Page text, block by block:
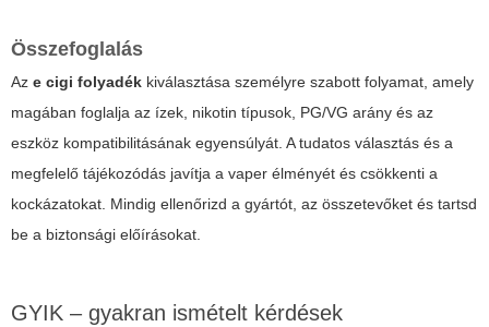
Összefoglalás
Az e cigi folyadék kiválasztása személyre szabott folyamat, amely
magában foglalja az ízek, nikotin típusok, PG/VG arány és az
eszköz kompatibilitásának egyensúlyát. A tudatos választás és a
megfelelő tájékozódás javítja a vaper élményét és csökkenti a
kockázatokat. Mindig ellenőrizd a gyártót, az összetevőket és tartsd
be a biztonsági előírásokat.
GYIK – gyakran ismételt kérdések